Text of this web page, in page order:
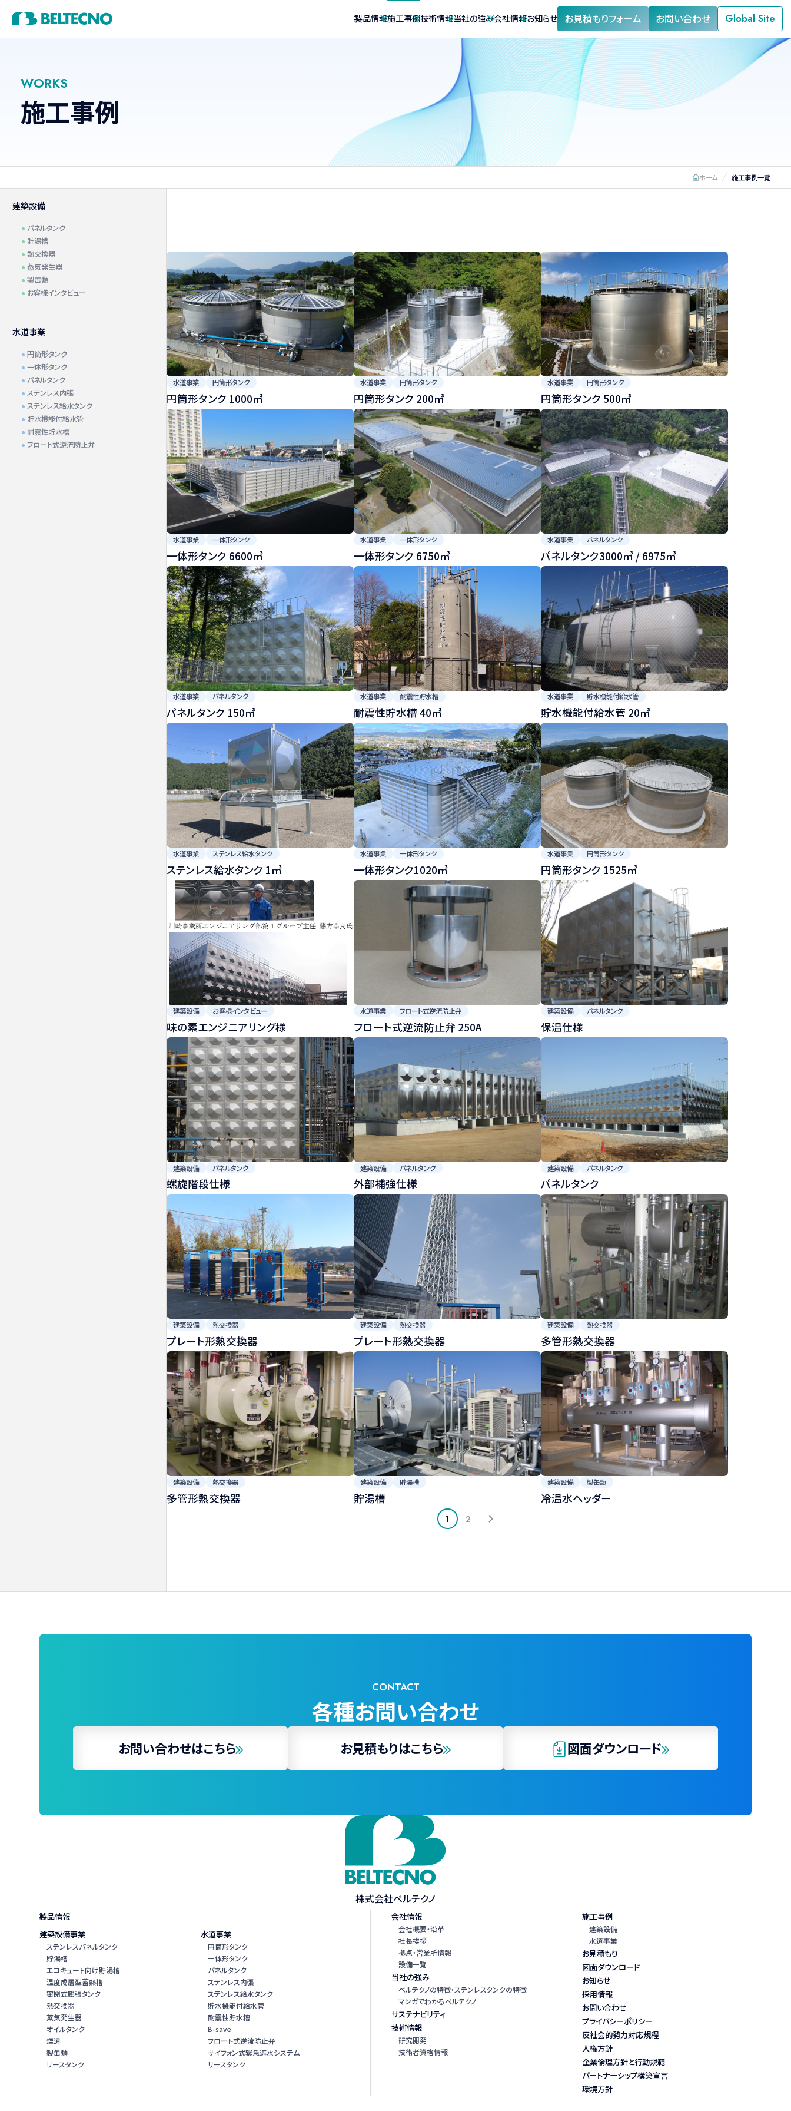
製品情報
製品情報
温度成層型蓄熱槽 密閉式膨張タンク 熱交換器
円筒形タンク 一体形タンク パネルタンク ステンレス内張 ステンレス給水タンク 貯水機能付給水管 耐震性貯水槽
施工事例
施工事例
技術情報
技術情報
当社の強み
当社の強み
会社情報
会社情報
設備一覧 採用情報
お知らせ お見積もりフォーム お問い合わせ Global Site
WORKS
施工事例
ホーム 施工事例一覧
建築設備
パネルタンク
貯湯槽
熱交換器
蒸気発生器
製缶類
お客様インタビュー
水道事業
円筒形タンク
一体形タンク
パネルタンク
ステンレス内張
ステンレス給水タンク
貯水機能付給水管
耐震性貯水槽
フロート式逆流防止弁
水道事業 円筒形タンク
円筒形タンク 1000㎥
水道事業 円筒形タンク
円筒形タンク 200㎥
水道事業 円筒形タンク
円筒形タンク 500㎥
水道事業 一体形タンク
一体形タンク 6600㎥
水道事業 一体形タンク
一体形タンク 6750㎥
水道事業 パネルタンク
パネルタンク3000㎥ / 6975㎥
水道事業 パネルタンク
パネルタンク 150㎥
水道事業 耐震性貯水槽
耐震性貯水槽 40㎥
水道事業 貯水機能付給水管
貯水機能付給水管 20㎥
水道事業 ステンレス給水タンク
ステンレス給水タンク 1㎥
水道事業 一体形タンク
一体形タンク1020㎥
水道事業 円筒形タンク
円筒形タンク 1525㎥
建築設備 お客様インタビュー
味の素エンジニアリング様
水道事業 フロート式逆流防止弁
フロート式逆流防止弁 250A
建築設備 パネルタンク
保温仕様
建築設備 パネルタンク
螺旋階段仕様
建築設備 パネルタンク
外部補強仕様
建築設備 パネルタンク
パネルタンク
建築設備 熱交換器
プレート形熱交換器
建築設備 熱交換器
プレート形熱交換器
建築設備 熱交換器
多管形熱交換器
建築設備 熱交換器
多管形熱交換器
建築設備 貯湯槽
貯湯槽
建築設備 製缶類
冷温水ヘッダー
1 2
CONTACT
各種お問い合わせ
お問い合わせはこちら お見積もりはこちら 図面ダウンロード
株式会社ベルテクノ
製品情報
建築設備事業
ステンレスパネルタンク
貯湯槽
エコキュート向け貯湯槽
温度成層型蓄熱槽
密閉式膨張タンク
熱交換器
蒸気発生器
オイルタンク
煙道
製缶類
リースタンク
水道事業
円筒形タンク
一体形タンク
パネルタンク
ステンレス内張
ステンレス給水タンク
貯水機能付給水管
耐震性貯水槽
B-save
フロート式逆流防止弁
サイフォン式緊急遮水システム
リースタンク
会社情報
会社概要・沿革
社長挨拶
拠点・営業所情報
設備一覧
当社の強み
ベルテクノの特徴・ステンレスタンクの特徴
マンガでわかるベルテクノ
サステナビリティ
技術情報
研究開発
技術者資格情報
施工事例
建築設備
水道事業
お見積もり
図面ダウンロード
お知らせ
採用情報
お問い合わせ
プライバシーポリシー
反社会的勢力対応規程
人権方針
企業倫理方針と行動規範
パートナーシップ構築宣言
環境方針